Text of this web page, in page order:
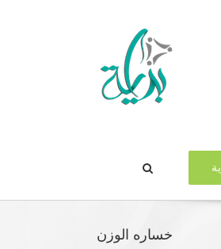
خساره الوزن